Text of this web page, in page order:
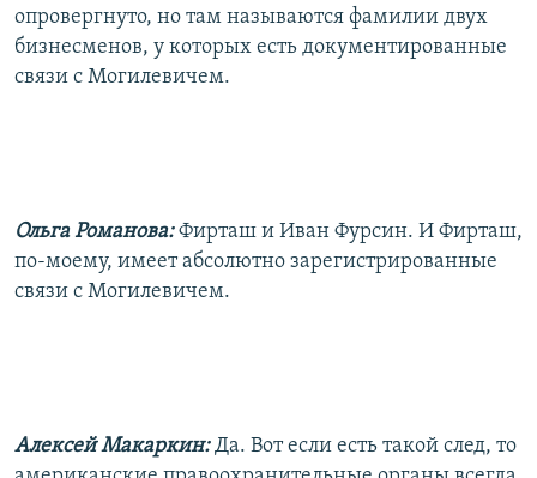
опровергнуто, но там называются фамилии двух
бизнесменов, у которых есть документированные
связи с Могилевичем.
Ольга Романова: Фирташ и Иван Фурсин. И Фирташ,
по-моему, имеет абсолютно зарегистрированные
связи с Могилевичем.
Алексей Макаркин: Да. Вот если есть такой след, то